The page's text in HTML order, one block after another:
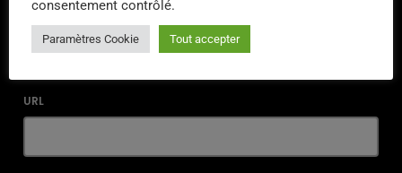
URL
consentement contrôlé.
Paramètres Cookie Tout accepter